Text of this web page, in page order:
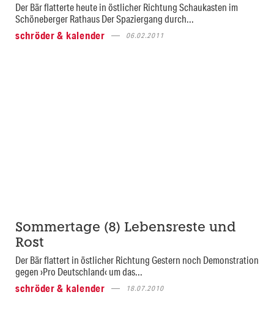
Der Bär flatterte heute in östlicher Richtung Schaukasten im
Schöneberger Rathaus Der Spaziergang durch...
schröder & kalender
06.02.2011
Sommertage (8) Lebensreste und
Rost
Der Bär flattert in östlicher Richtung Gestern noch Demonstration
gegen ›Pro Deutschland‹ um das...
schröder & kalender
18.07.2010